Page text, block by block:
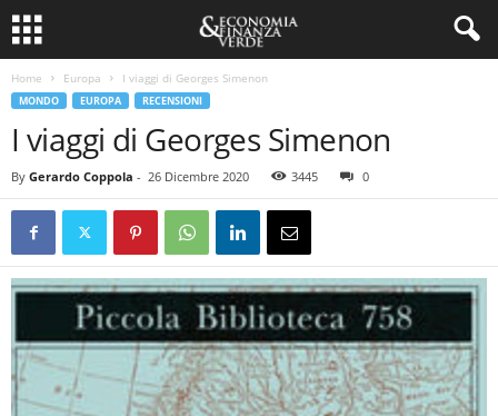
Home Europa I viaggi di Georges Simenon
MONDO EUROPA RECENSIONI
I viaggi di Georges Simenon
By Gerardo Coppola - 26 Dicembre 2020 3445 0